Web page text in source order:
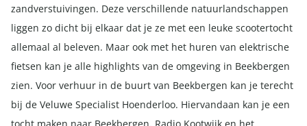
zandverstuivingen. Deze verschillende natuurlandschappen
liggen zo dicht bij elkaar dat je ze met een leuke scootertocht
allemaal al beleven. Maar ook met het huren van elektrische
fietsen kan je alle highlights van de omgeving in Beekbergen
zien. Voor verhuur in de buurt van Beekbergen kan je terecht
bij de Veluwe Specialist Hoenderloo. Hiervandaan kan je een